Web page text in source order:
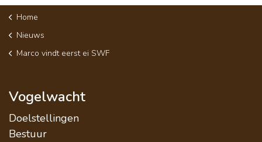
Home
Nieuws
Marco vindt eerst ei SWF
Vogelwacht
Doelstellingen
Bestuur